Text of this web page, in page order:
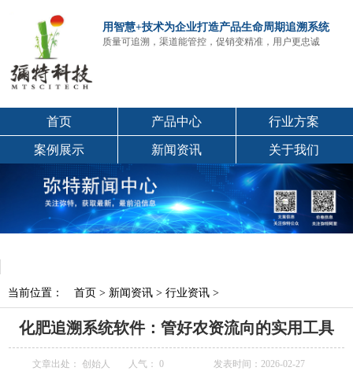
用智慧+技术为企业打造产品生命周期追溯系统
质量可追溯，渠道能管控，促销变精准，用户更忠诚
首页 产品中心 行业方案
案例展示 新闻资讯 关于我们
当前位置： 首页 > 新闻资讯 > 行业资讯 >
化肥追溯系统软件：管好农资流向的实用工具
文章出处： 创始人 人气： 0 发表时间：2026-02-27